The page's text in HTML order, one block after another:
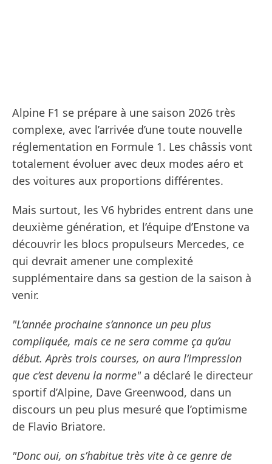
Alpine F1 se prépare à une saison 2026 très
complexe, avec l’arrivée d’une toute nouvelle
réglementation en Formule 1. Les châssis vont
totalement évoluer avec deux modes aéro et
des voitures aux proportions différentes.
Mais surtout, les V6 hybrides entrent dans une
deuxième génération, et l’équipe d’Enstone va
découvrir les blocs propulseurs Mercedes, ce
qui devrait amener une complexité
supplémentaire dans sa gestion de la saison à
venir.
"L’année prochaine s’annonce un peu plus
compliquée, mais ce ne sera comme ça qu’au
début. Après trois courses, on aura l’impression
que c’est devenu la norme"a déclaré le directeur
sportif d’Alpine, Dave Greenwood, dans un
discours un peu plus mesuré que l’optimisme
de Flavio Briatore.
"Donc oui, on s’habitue très vite à ce genre de